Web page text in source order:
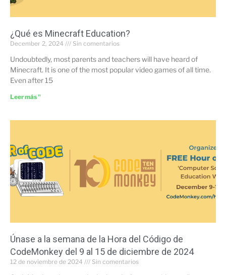
¿Qué es Minecraft Education?
December 2, 2024 Sin comentarios
Undoubtedly, most parents and teachers will have heard of
Minecraft. It is one of the most popular video games of all time.
Even after 15
Leer más "
Únase a la semana de la Hora del Código de
CodeMonkey del 9 al 15 de diciembre de 2024
12 de noviembre de 2024 Sin comentarios